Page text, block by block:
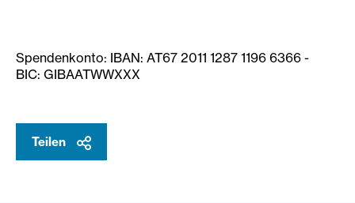
Spendenkonto: IBAN: AT67 2011 1287 1196 6366 -
BIC: GIBAATWWXXX
Teilen